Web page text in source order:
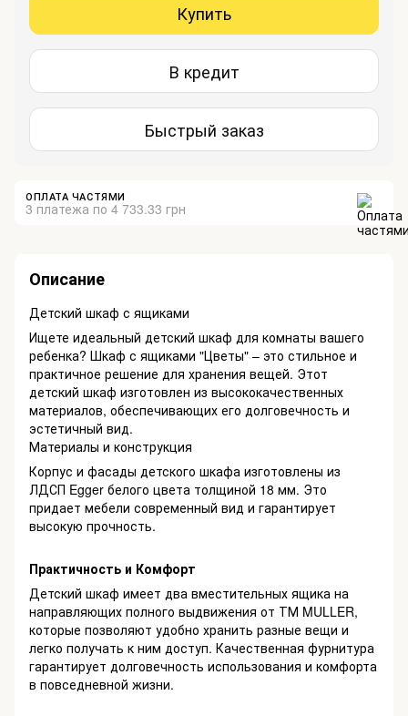
Купить
В кредит
Быстрый заказ
ОПЛАТА ЧАСТЯМИ
3 платежа по 4 733.33 грн
Описание
Детский шкаф с ящиками
Ищете идеальный детский шкаф для комнаты вашего
ребенка? Шкаф с ящиками "Цветы" – это стильное и
практичное решение для хранения вещей. Этот
детский шкаф изготовлен из высококачественных
материалов, обеспечивающих его долговечность и
эстетичный вид.
Материалы и конструкция
Корпус и фасады детского шкафа изготовлены из
ЛДСП Egger белого цвета толщиной 18 мм. Это
придает мебели современный вид и гарантирует
высокую прочность.
Практичность и Комфорт
Детский шкаф имеет два вместительных ящика на
направляющих полного выдвижения от ТМ MULLER,
которые позволяют удобно хранить разные вещи и
легко получать к ним доступ. Качественная фурнитура
гарантирует долговечность использования и комфорта
в повседневной жизни.